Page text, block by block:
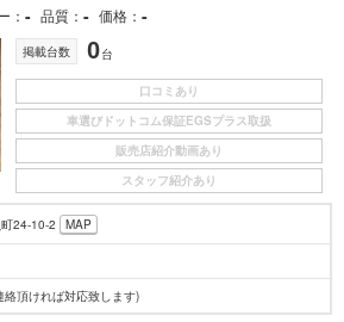
- 品質 - 価格 -
掲載台数 0台
口コミあり
車選びドットコム保証EGSプラス取扱
販売店紹介動画あり
スタッフ紹介あり
24-10-2 MAP
絡頂ければ対応致します)